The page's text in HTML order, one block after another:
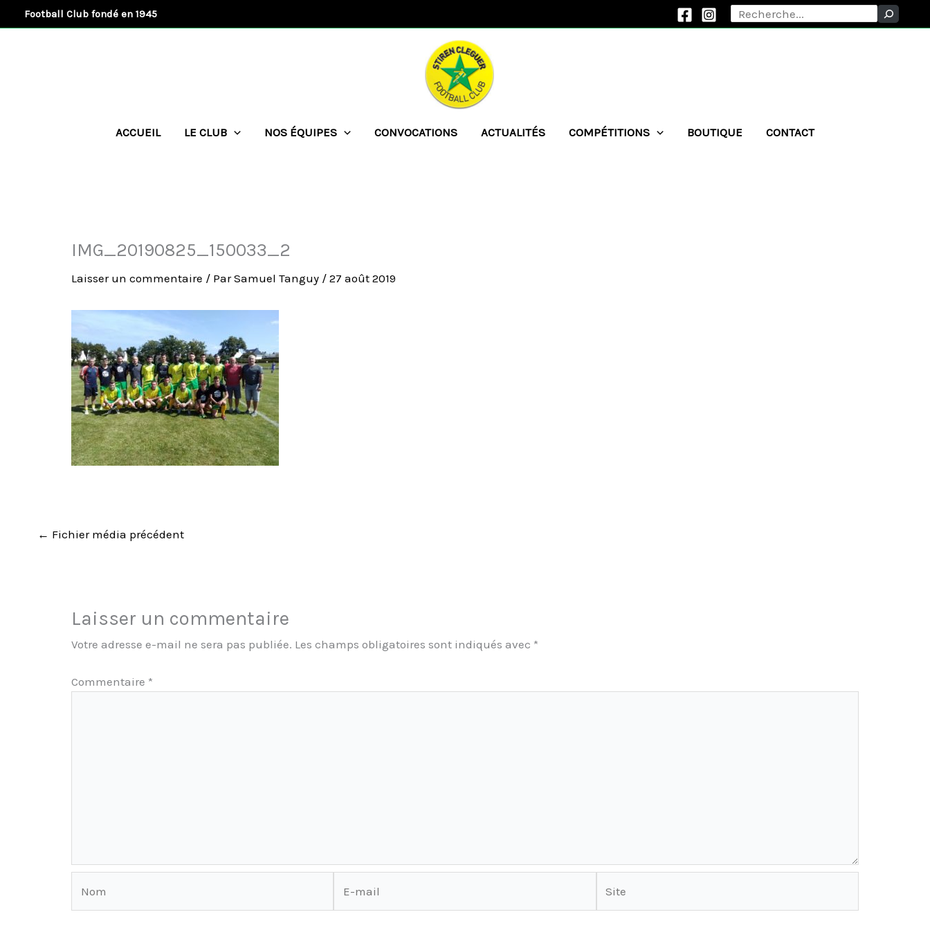
au
Football Club fondé en 1945 Rechercher
ACCUEIL LE CLUB NOS ÉQUIPES CONVOCATIONS ACTUALITÉS COMPÉTITIONS BOUTIQUE CONTACT
IMG_20190825_150033_2
Laisser un commentaire / ParSamuel Tanguy / 27 août 2019
← Fichier média précédent
Laisser un commentaire
Votre adresse e-mail ne sera pas publiée. Les champs obligatoires sont indiqués avec *
Commentaire *